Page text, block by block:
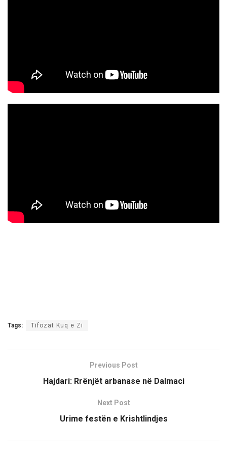
Tags: Tifozat Kuq e Zi
Previous Post
Hajdari: Rrënjët arbanase në Dalmaci
Next Post
Urime festën e Krishtlindjes